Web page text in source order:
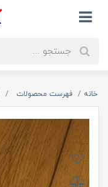
خانه فهرست محصولات